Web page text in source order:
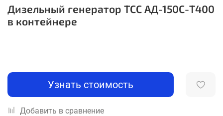
Дизельный генератор ТСС АД-150С-Т400
в контейнере
Узнать стоимость
Добавить в сравнение